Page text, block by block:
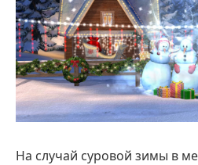
На случай суровой зимы в